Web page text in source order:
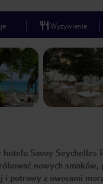
Wyżywienie
Wyjątkowy
Cudowny hotel. Polecam! wysoki
wejscia z plazy. Spedzilismy pobyt w
Junior Suite.
Savoy Seychelles
nowych
z owocami